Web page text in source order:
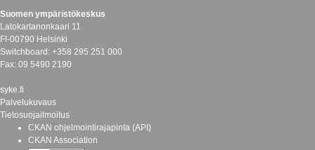
Suomen ympäristökeskus
Latokartanonkaari 11
FI-00790 Helsinki
Switchboard: +358 295 251 000
Fax: 09 5490 2190
syke.fi
Palvelukuvaus
Tietosuojailmoitus
CKAN ohjelmointirajapinta (API)
CKAN Association